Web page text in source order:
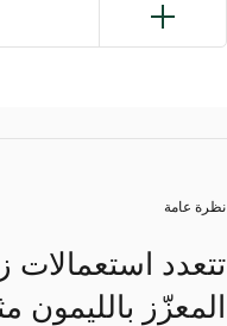
نظرة عامة
تتعدد استعمالات
المعزّز